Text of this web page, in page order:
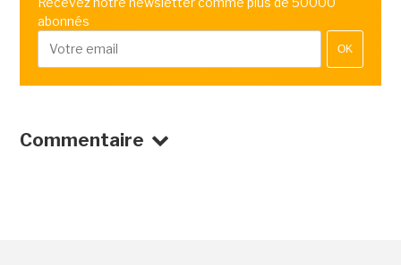
abonnés
OK
Commentaire